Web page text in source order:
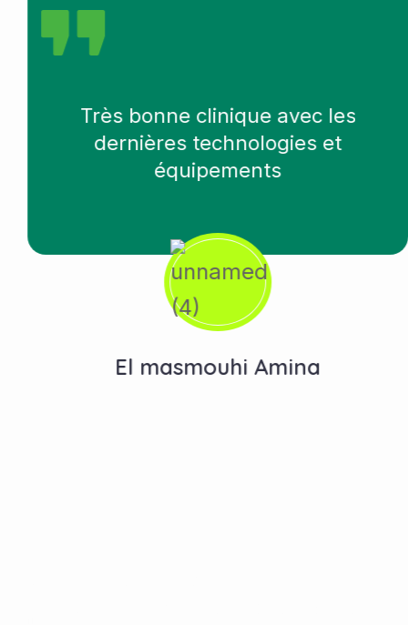
Très bonne clinique avec les
dernières technologies et
équipements
El masmouhi Amina